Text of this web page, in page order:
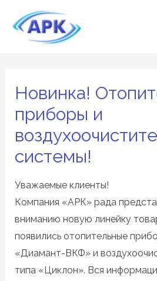
содержимому
Новинка!
приборы и
системы!
Уважаемые клиенты!
Компания «АРК» рада
вниманию новую линейку
появились отопительные
«Диамант-ВКФ» и
типа «Циклон». Вся